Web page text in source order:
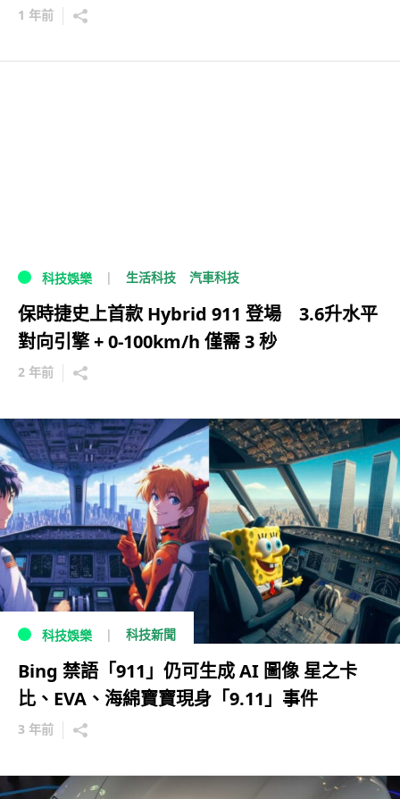
1 年前
科技娛樂 生活科技 汽車科技
保時捷史上首款 Hybrid 911 登場 3.6升水平
對向引擎 + 0-100km/h 僅需 3 秒
2 年前
科技娛樂 科技新聞
Bing 禁語「911」仍可生成 AI 圖像 星之卡
比、EVA、海綿寶寶現身「9.11」事件
3 年前